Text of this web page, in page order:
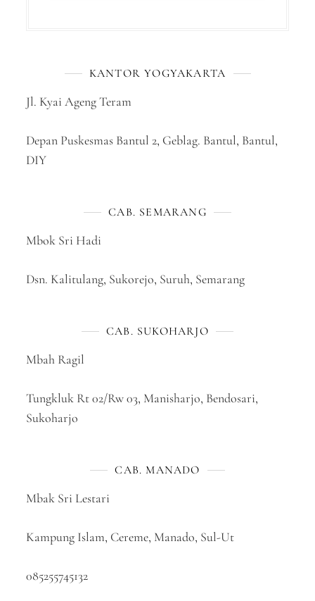
KANTOR YOGYAKARTA
Jl. Kyai Ageng Teram
Depan Puskesmas Bantul 2, Geblag. Bantul, Bantul,
DIY
CAB. SEMARANG
Mbok Sri Hadi
Dsn. Kalitulang, Sukorejo, Suruh, Semarang
CAB. SUKOHARJO
Mbah Ragil
Tungkluk Rt 02/Rw 03, Manisharjo, Bendosari,
Sukoharjo
CAB. MANADO
Mbak Sri Lestari
Kampung Islam, Cereme, Manado, Sul-Ut
085255745132